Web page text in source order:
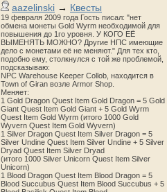
aazelinski → Квесты
19 февраля 2009 года Гость писал: "нет
обмена монеты Gold Wyrm необходимой для
повышения до 1го уровня. У КОГО ЕЁ
ВЫМЕНЯТЬ МОЖНО? Другие НПС имеющие
дело с монетами её не меняют." Для тех кто,
подобно ему, столкнулся с той же проблемой,
подсказываю:
NPC Warehouse Keeper Collob, находится в
Town of Giran возле Armor Shop.
Меняет:
1 Gold Dragon Quest Item Gold Dragon = 5 Gold
Giant Quest Item Gold Giant + 5 Gold Wyrm
Quest Item Gold Wyrm (итого 1000 Gold
Wyvern Quest Item Gold Wyvern)
1 Silver Dragon Quest Item Silver Dragon = 5
Silver Undine Quest Item Silver Undine + 5 Silver
Dryad Quest Item Silver Dryad
(итого 1000 Silver Unicorn Quest Item Silver
Unicorn)
1 Blood Dragon Quest Item Blood Dragon = 5
Blood Succubus Quest Item Blood Succubus + 5